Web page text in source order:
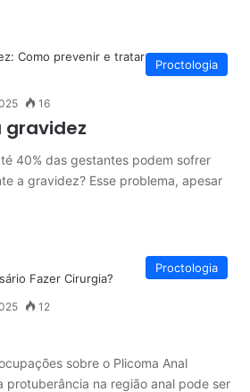
Proctologia
16
gravidez
40% das gestantes podem sofrer
a gravidez? Esse problema, apesar
Proctologia
12
sobre o Plicoma Anal
protuberância na região anal pode ser